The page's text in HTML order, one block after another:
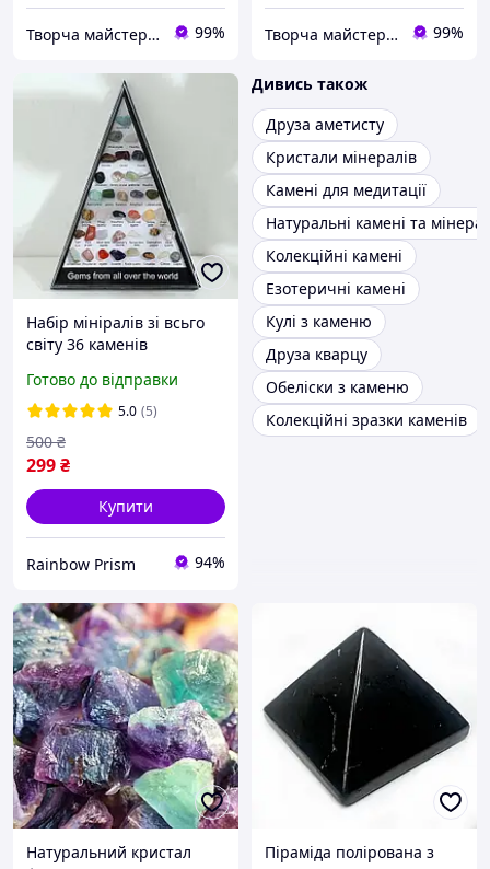
Творча майстерня "WoollyFox" 99% Творча майстерня "WoollyFox" 99%
Набір мініралів зі всьго
світу 36 каменів
Готово до відправки
5.0 (5)
299₴
500 ₴
Купити
Rainbow Prism 94%
Дивись також
Друза аметисту
Кристали мінералів
Камені для медитації
Натуральні камені та
Колекційні камені
Езотеричні камені
Кулі з каменю
Друза кварцу
Обеліски з каменю
Колекційні зразки каменів
Натуральний кристал
Піраміда полірована з